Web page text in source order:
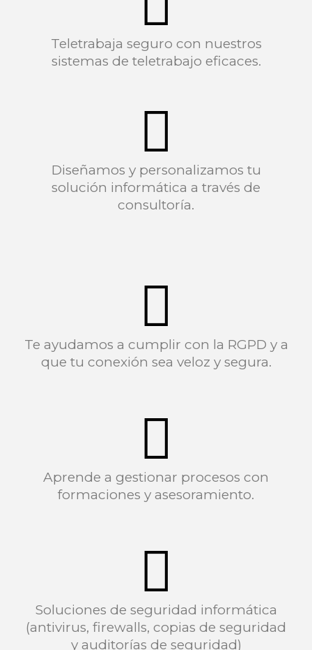
Teletrabaja seguro con nuestros
sistemas de teletrabajo eficaces.
Diseñamos y personalizamos tu
solución informática a través de
consultoría.
Te ayudamos a cumplir con la RGPD y a
que tu conexión sea veloz y segura.
Aprende a gestionar procesos con
formaciones y asesoramiento.
Soluciones de seguridad informática
(antivirus, firewalls, copias de seguridad
y auditorías de seguridad)